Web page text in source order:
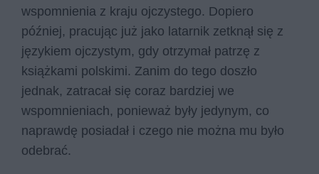
wspomnienia z kraju ojczystego. Dopiero
później, pracując już jako latarnik zetknął się z
językiem ojczystym, gdy otrzymał patrzę z
książkami polskimi. Zanim do tego doszło
jednak, zatracał się coraz bardziej we
wspomnieniach, ponieważ były jedynym, co
naprawdę posiadał i czego nie można mu było
odebrać.